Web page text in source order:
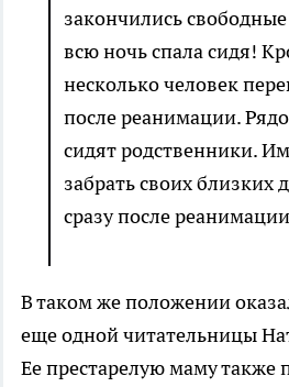
закончились
всю ночь спала сидя!
несколько человек
после реанимации.
сидят родственники.
забрать своих близких
сразу после
В таком же положении
еще одной читательницы
Ее престарелую маму также